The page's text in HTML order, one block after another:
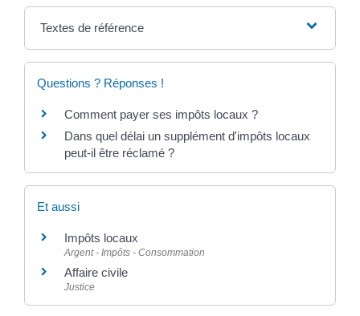
Textes de référence
Questions ? Réponses !
Comment payer ses impôts locaux ?
Dans quel délai un supplément d'impôts locaux
peut-il être réclamé ?
Et aussi
Impôts locaux
Argent - Impôts - Consommation
Affaire civile
Justice